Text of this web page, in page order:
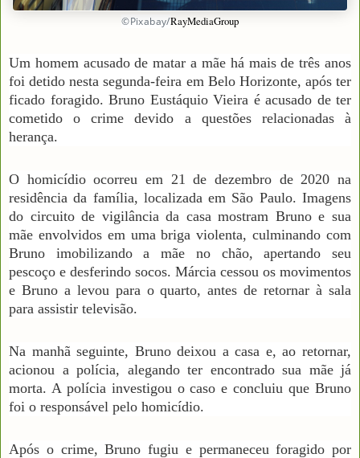
©Pixabay/RayMediaGroup
Um homem acusado de matar a mãe há mais de três anos
foi detido nesta segunda-feira em Belo Horizonte, após ter
ficado foragido. Bruno Eustáquio Vieira é acusado de ter
cometido o crime devido a questões relacionadas à
herança.
O homicídio ocorreu em 21 de dezembro de 2020 na
residência da família, localizada em São Paulo. Imagens
do circuito de vigilância da casa mostram Bruno e sua
mãe envolvidos em uma briga violenta, culminando com
Bruno imobilizando a mãe no chão, apertando seu
pescoço e desferindo socos. Márcia cessou os movimentos
e Bruno a levou para o quarto, antes de retornar à sala
para assistir televisão.
Na manhã seguinte, Bruno deixou a casa e, ao retornar,
acionou a polícia, alegando ter encontrado sua mãe já
morta. A polícia investigou o caso e concluiu que Bruno
foi o responsável pelo homicídio.
Após o crime, Bruno fugiu e permaneceu foragido por